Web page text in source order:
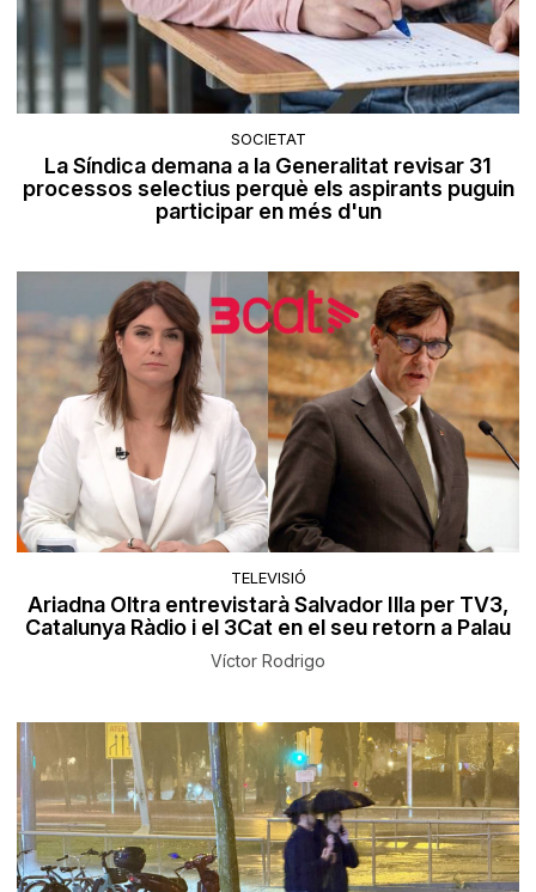
SOCIETAT
La Síndica demana a la Generalitat revisar 31
processos selectius perquè els aspirants puguin
participar en més d'un
TELEVISIÓ
Ariadna Oltra entrevistarà Salvador Illa per TV3,
Catalunya Ràdio i el 3Cat en el seu retorn a Palau
Víctor Rodrigo